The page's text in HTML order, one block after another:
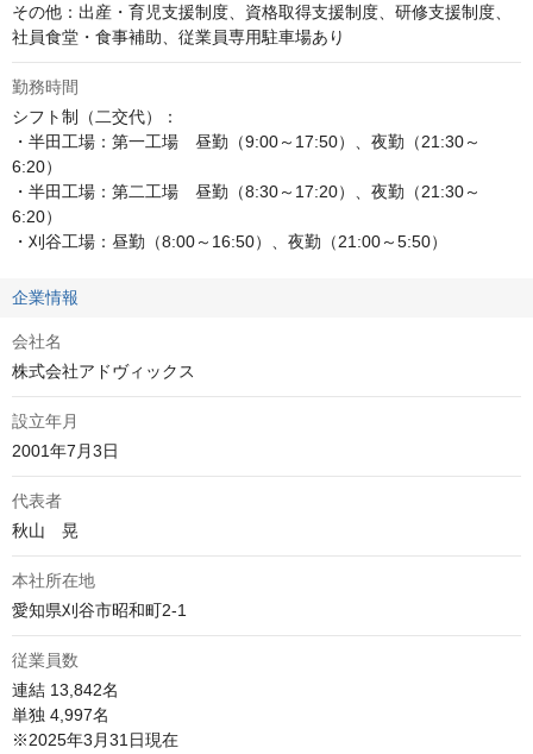
その他：出産・育児支援制度、資格取得支援制度、研修支援制度、
社員食堂・食事補助、従業員専用駐車場あり
勤務時間
シフト制（二交代）：
・半田工場：第一工場　昼勤（9:00～17:50）、夜勤（21:30～
6:20）
・半田工場：第二工場　昼勤（8:30～17:20）、夜勤（21:30～
6:20）
・刈谷工場：昼勤（8:00～16:50）、夜勤（21:00～5:50）
企業情報
会社名
株式会社アドヴィックス
設立年月
2001年7月3日
代表者
秋山　晃
本社所在地
愛知県刈谷市昭和町2-1
従業員数
連結 13,842名
単独 4,997名
※2025年3月31日現在